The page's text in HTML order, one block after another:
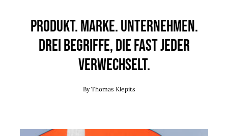
Produkt. Marke. Unternehmen.
Drei Begriffe, die fast jeder
verwechselt.
ByThomas Klepits